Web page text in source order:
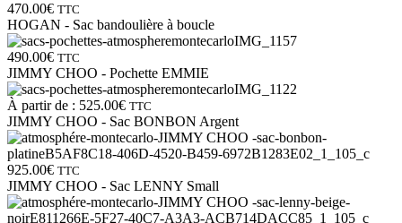
470.00€ TTC
HOGAN - Sac bandoulière à boucle
490.00€ TTC
JIMMY CHOO - Pochette EMMIE
À partir de : 525.00€ TTC
JIMMY CHOO - Sac BONBON Argent
925.00€ TTC
JIMMY CHOO - Sac LENNY Small